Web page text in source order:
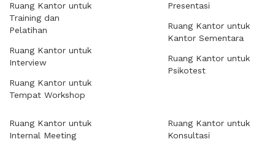
Ruang Kantor untuk
Training dan
Pelatihan
Ruang Kantor untuk
Interview
Ruang Kantor untuk
Tempat Workshop
Presentasi
Ruang Kantor untuk
Kantor Sementara
Ruang Kantor untuk
Psikotest
Ruang Kantor untuk
Internal Meeting
Ruang Kantor untuk
Konsultasi